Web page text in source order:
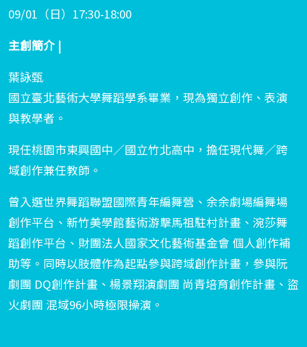
09/01（日）17:30-18:00
主創簡介 |
葉詠甄
國立臺北藝術大學舞蹈學系畢業，現為獨立創作、表演
與教學者。
現任桃園市東興國中／國立竹北高中，擔任現代舞／跨
域創作兼任教師。
曾入選世界舞蹈聯盟國際青年編舞營、余余劇場編舞場
創作平台、新竹美學館藝術游擊馬祖駐村計畫、涴莎舞
蹈創作平台、財團法人國家文化藝術基金會 個人創作補
助等。同時以肢體作為起點參與跨域創作計畫，參與阮
劇團 DQ創作計畫、楊景翔演劇團 尚青培育創作計畫、盜
火劇團 混域96小時極限操演。